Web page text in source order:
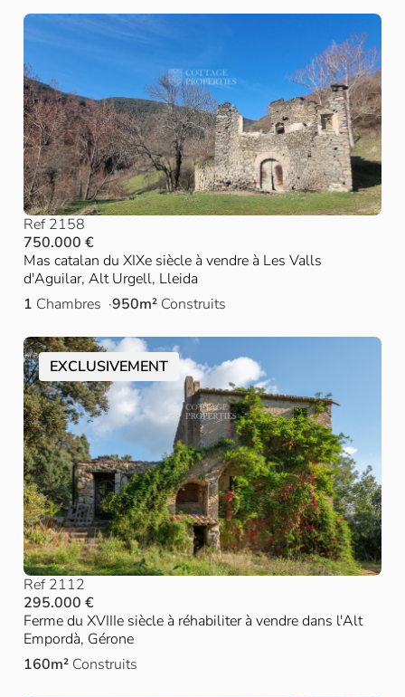
Ref 2158
750.000 €
Mas catalan du XIXe siècle à vendre à Les Valls
d'Aguilar, Alt Urgell, Lleida
1 Chambres 950m² Construits
EXCLUSIVEMENT
Ref 2112
295.000 €
Ferme du XVIIIe siècle à réhabiliter à vendre dans l'Alt
Empordà, Gérone
160m² Construits